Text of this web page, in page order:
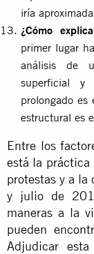
iría
¿Cómo
primer lugar
análisis de
superficial y
prolongado
estructural es
Entre los
está la práctica
protestas y a
y julio de
maneras a la
pueden
Adjudicar